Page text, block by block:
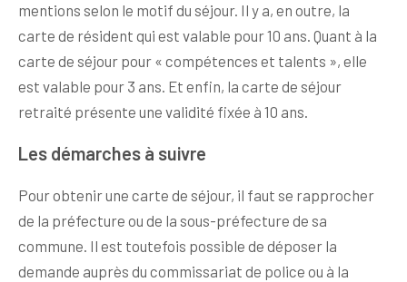
mentions selon le motif du séjour. Il y a, en outre, la
carte de résident qui est valable pour 10 ans. Quant à la
carte de séjour pour « compétences et talents », elle
est valable pour 3 ans. Et enfin, la carte de séjour
retraité présente une validité fixée à 10 ans.
Les démarches à suivre
Pour obtenir une carte de séjour, il faut se rapprocher
de la préfecture ou de la sous-préfecture de sa
commune. Il est toutefois possible de déposer la
demande auprès du commissariat de police ou à la